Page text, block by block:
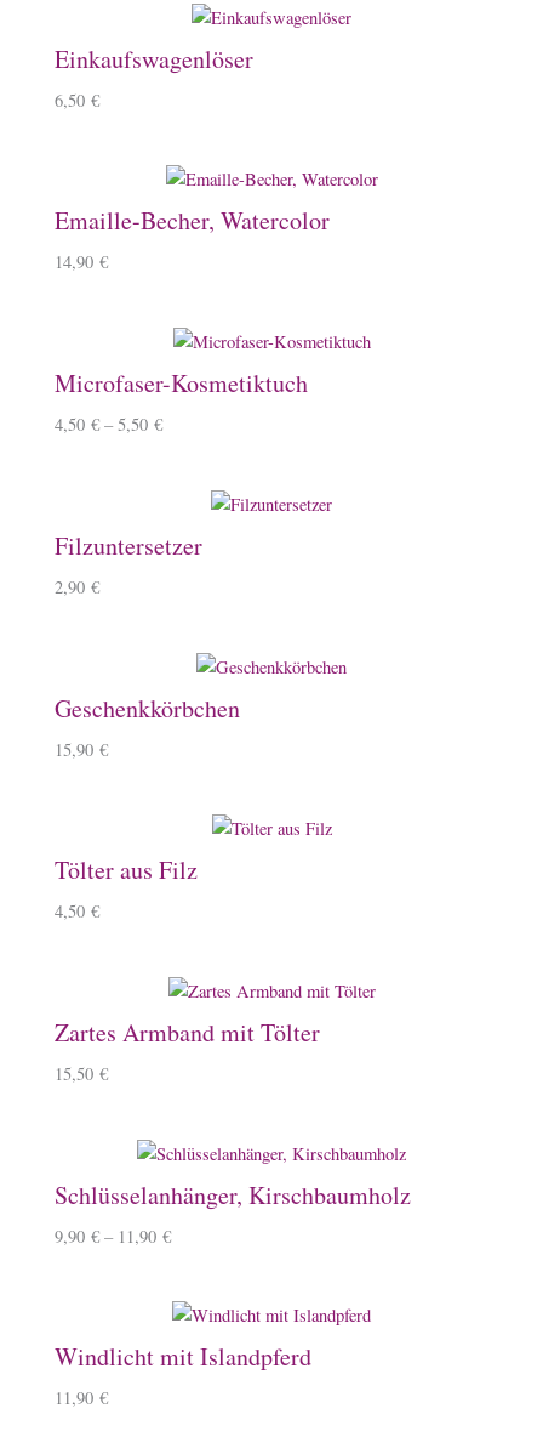
Einkaufswagenlöser
6,50 €
Emaille-Becher, Watercolor
14,90 €
Microfaser-Kosmetiktuch
4,50 € –5,50 €
Filzuntersetzer
2,90 €
Geschenkkörbchen
15,90 €
Tölter aus Filz
4,50 €
Zartes Armband mit Tölter
15,50 €
Schlüsselanhänger, Kirschbaumholz
9,90 € – 11,90 €
Windlicht mit Islandpferd
11,90 €